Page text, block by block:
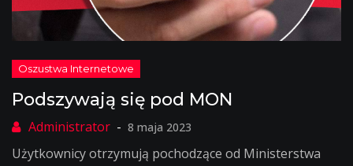
Podszywają się pod MON
8 maja 2023
Użytkownicy otrzymują pochodzące od Ministerstwa